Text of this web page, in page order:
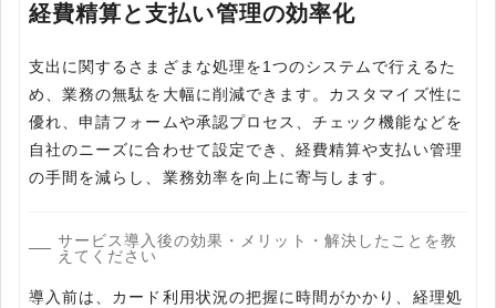
経費精算と支払い管理の効率化
支出に関するさまざまな処理を1つのシステムで行えるた
め、業務の無駄を大幅に削減できます。カスタマイズ性に
優れ、申請フォームや承認プロセス、チェック機能などを
自社のニーズに合わせて設定でき、経費精算や支払い管理
の手間を減らし、業務効率を向上に寄与します。
サービス導入後の効果・メリット・解決したことを教
えてください
導入前は、カード利用状況の把握に時間がかかり、経理処